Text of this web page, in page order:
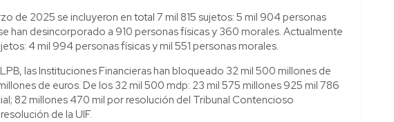
de 2025 se incluyeron en total 7 mil 815 sujetos: 5 mil 904 personas
han desincorporado a 910 personas físicas y 360 morales. Actualmente
4 mil 994 personas físicas y mil 551 personas morales.
las Instituciones Financieras han bloqueado 32 mil 500 millones de
de euros. De los 32 mil 500 mdp: 23 mil 575 millones 925 mil 786
82 millones 470 mil por resolución del Tribunal Contencioso
de la UIF.